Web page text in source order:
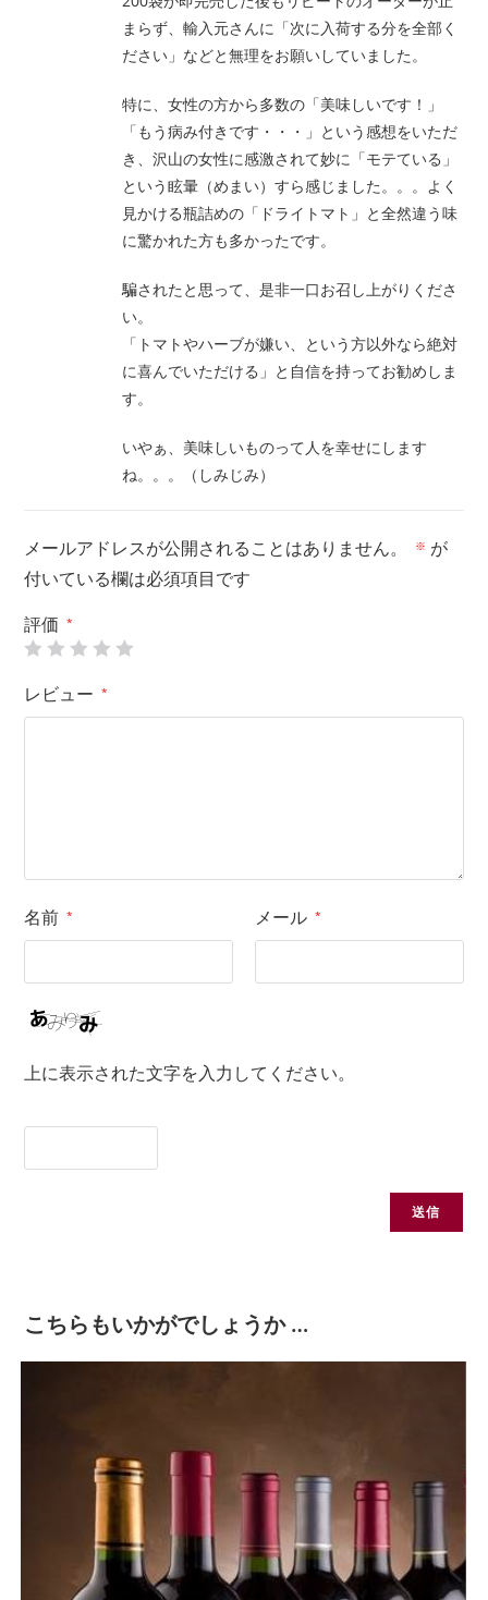
まらず、輸入元さんに「次に入荷する分を全部く
ださい」などと無理をお願いしていました。
特に、女性の方から多数の「美味しいです！」
「もう病み付きです・・・」という感想をいただ
き、沢山の女性に感激されて妙に「モテている」
という眩暈（めまい）すら感じました。。。よく
見かける瓶詰めの「ドライトマト」と全然違う味
に驚かれた方も多かったです。
騙されたと思って、是非一口お召し上がりくださ
い。
「トマトやハーブが嫌い、という方以外なら絶対
に喜んでいただける」と自信を持ってお勧めしま
す。
いやぁ、美味しいものって人を幸せにします
ね。。。（しみじみ）
メールアドレスが公開されることはありません。 ※ が
付いている欄は必須項目です
評価
*
レビュー *
名前 * メール *
上に表示された文字を入力してください。
こちらもいかがでしょうか …